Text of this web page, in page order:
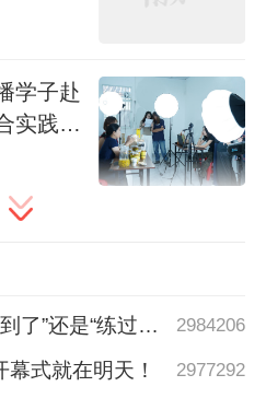
不难发现设计之精细与
赛道方面，优质主体征
设施空间运营主体、公
主体等5大类共28小
类别里，由此可汇集
方面，被选中的案例或
库，获得官方宣传推
学子赴
实践纪
运动后酸痛，是“练到了”还是“练过了”？ 2984206
式就在明天！ 2977292